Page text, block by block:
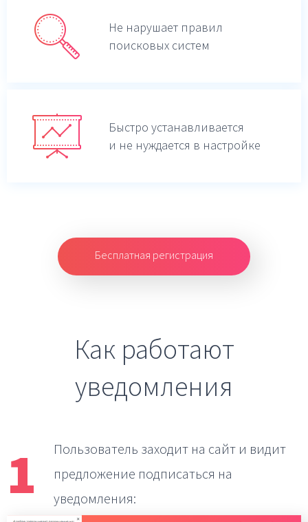
Не нарушает правил
поисковых систем
Быстро устанавливается
и не нуждается в настройке
Бесплатная регистрация
Как работают
уведомления
1 Пользователь заходит на сайт и видит
предложение подписаться на
уведомления: